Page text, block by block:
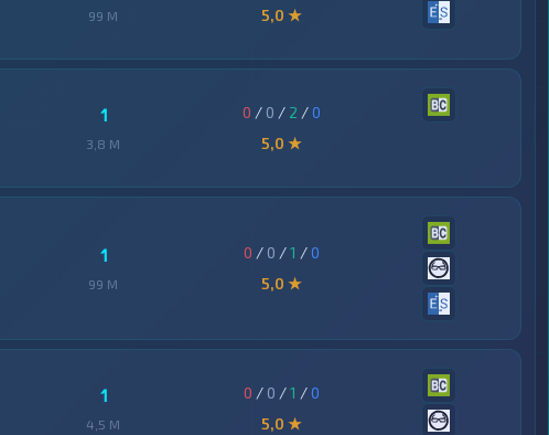
99 M
5,0 ★
1
3,8 M
0 / 0 / 2 /0
5,0 ★
1
99 M
0 / 0 /1 /0
5,0 ★
1
4,5 M
0 / 0 /1 /0
5,0 ★